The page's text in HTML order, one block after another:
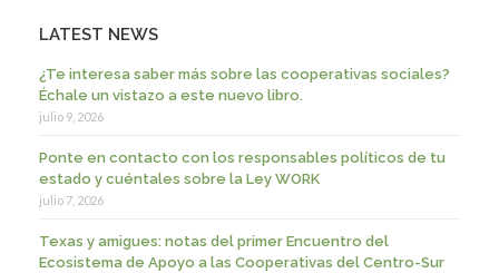
LATEST NEWS
¿Te interesa saber más sobre las cooperativas sociales?
Échale un vistazo a este nuevo libro.
julio 9, 2026
Ponte en contacto con los responsables políticos de tu
estado y cuéntales sobre la Ley WORK
julio 7, 2026
Texas y amigues: notas del primer Encuentro del
Ecosistema de Apoyo a las Cooperativas del Centro-Sur